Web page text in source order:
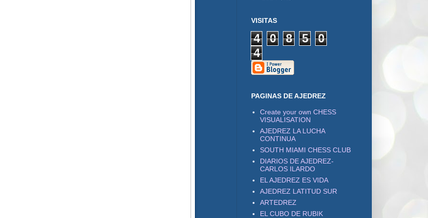
VISITAS
4 0 8 5
0
4
PAGINAS DE AJEDREZ
Create your own CHESS
VISUALISATION
AJEDREZ LA LUCHA
CONTINUA
SOUTH MIAMI CHESS CLUB
DIARIOS DE AJEDREZ-
CARLOS ILARDO
EL AJEDREZ ES VIDA
AJEDREZ LATITUD SUR
ARTEDREZ
EL CUBO DE RUBIK